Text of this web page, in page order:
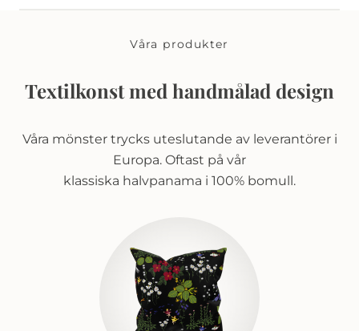
Våra produkter
Textilkonst med handmålad design
Våra mönster trycks uteslutande av leverantörer i
Europa. Oftast på vår
klassiska halvpanama i 100% bomull.